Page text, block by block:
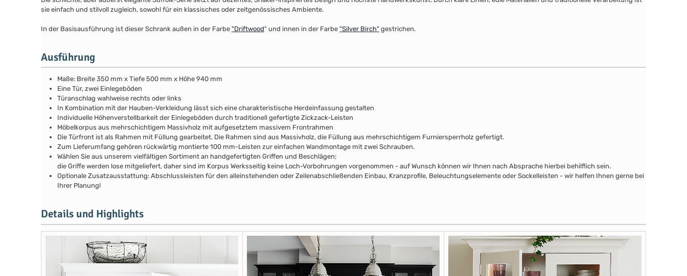
sie einfach und stilvoll zugleich, sowohl für ein klassisches oder zeitgenössisches Ambiente.
In der Basisausführung ist dieser Schrank außen in der Farbe "Driftwood" und innen in der Farbe "Silver Birch" gestrichen.
Ausführung
Maße: Breite 350 mm x Tiefe 500 mm x Höhe 940 mm
Eine Tür, zwei Einlegeböden
Türanschlag wahlweise rechts oder links
In Kombination mit der Hauben-Verkleidung lässt sich eine charakteristische Herdeinfassung gestalten
Individuelle Höhenverstellbarkeit der Einlegeböden durch traditionell gefertigte Zickzack-Leisten
Möbelkorpus aus mehrschichtigem Massivholz mit aufgesetztem massivem Frontrahmen
Die Türfront ist als Rahmen mit Füllung gearbeitet. Die Rahmen sind aus Massivholz, die Füllung aus mehrschichtigem Furniersperrholz gefertigt.
Zum Lieferumfang gehören rückwärtig montierte 100 mm-Leisten zur einfachen Wandmontage mit zwei Schrauben.
Wählen Sie aus unserem vielfältigen Sortiment an handgefertigten Griffen und Beschlägen;
die Griffe werden lose mitgeliefert, daher sind im Korpus Werksseitig keine Loch-Vorbohrungen vorgenommen - auf Wunsch können wir Ihnen nach Absprache hierbei behilflich sein.
Optionale Zusatzausstattung: Abschlussleisten für den alleinstehenden oder Zeilenabschließenden Einbau, Kranzprofile, Beleuchtungselemente oder Sockelleisten - wir helfen Ihnen gerne bei
Ihrer Planung!
Details und Highlights